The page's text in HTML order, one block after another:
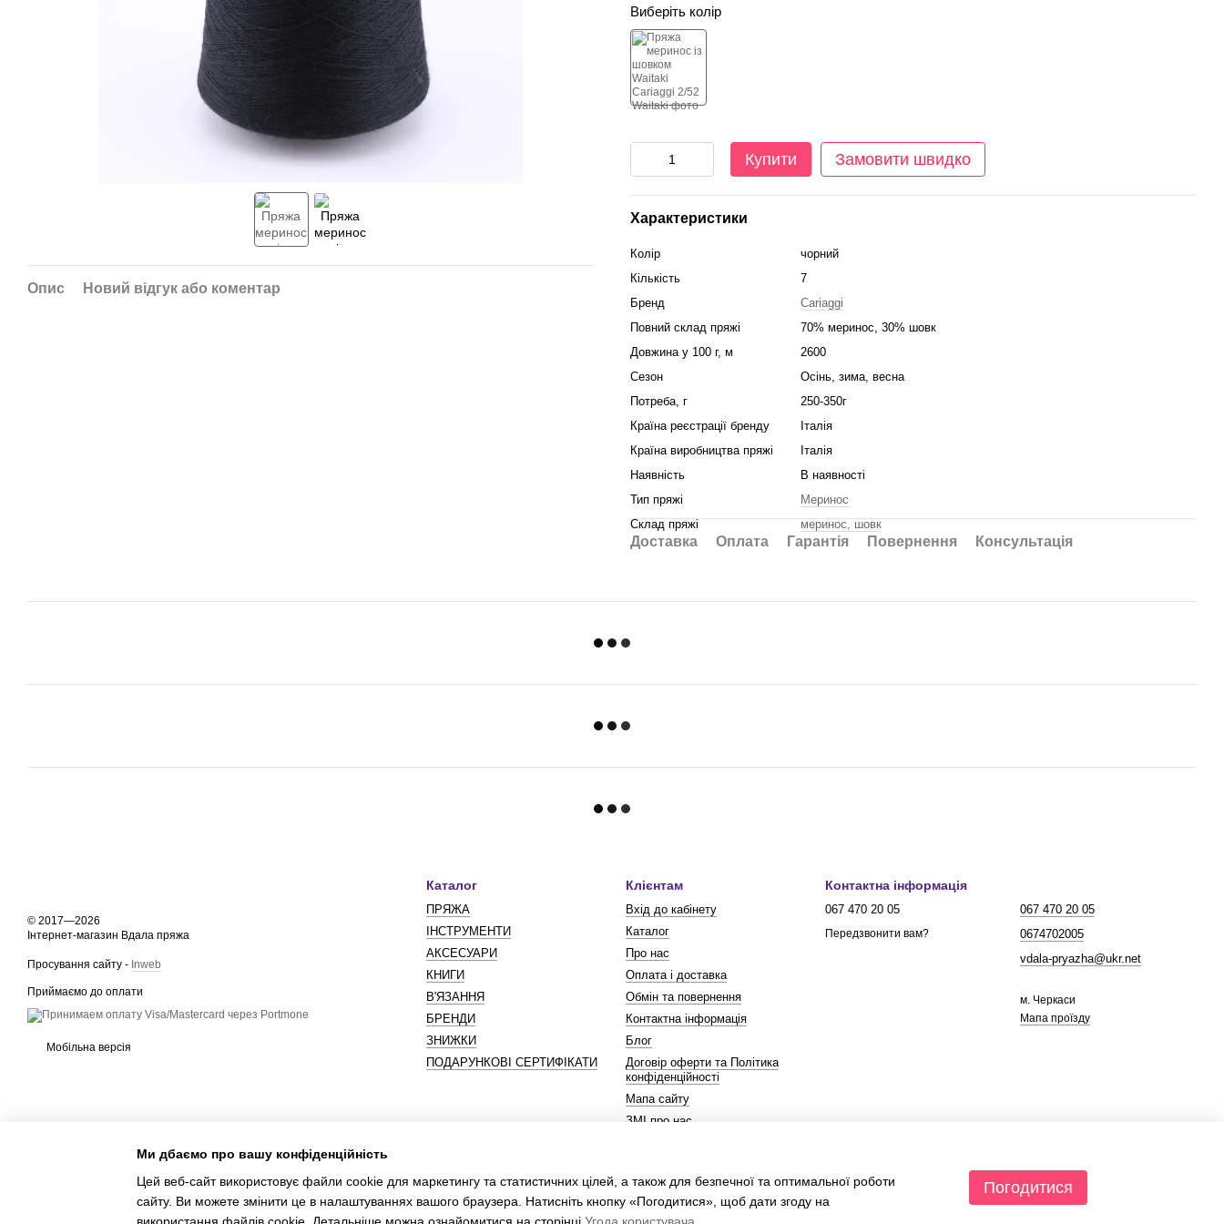
Опис Новий відгук або коментар
Виберіть колір
Купити Замовити швидко
Характеристики
Колір
чорний
Кількість
7
Бренд
Cariaggi
Повний склад пряжі
70% меринос, 30% шовк
Довжина у 100 г, м
2600
Сезон
Осінь, зима, весна
Потреба, г
250-350г
Країна реєстрації бренду
Італія
Країна виробництва пряжі
Італія
Наявність
В наявності
Тип пряжі
Меринос
Склад пряжі
меринос, шовк
Доставка Оплата Гарантія Повернення Консультація
© 2017—2026
Інтернет-магазин Вдала пряжа
Просування сайту - Inweb
Приймаємо до оплати
Мобільна версія
Каталог
ПРЯЖА
ІНСТРУМЕНТИ
АКСЕСУАРИ
КНИГИ
В'ЯЗАННЯ
БРЕНДИ
ЗНИЖКИ
ПОДАРУНКОВІ СЕРТИФІКАТИ
Клієнтам
Вхід до кабінету
Каталог
Про нас
Оплата і доставка
Обмін та повернення
Контактна інформація
Блог
Договір оферти та Політика
конфіденційності
Мапа сайту
ЗМІ про нас
Контактна інформація
067 470 20 05
Передзвонити вам?
067 470 20 05
0674702005
vdala-pryazha@ukr.net
м. Черкаси
Мапа проїзду
Ми дбаємо про вашу конфіденційність
Цей веб-сайт використовує файли cookie для маркетингу та статистичних цілей, а також для безпечної та оптимальної роботи
сайту. Ви можете змінити це в налаштуваннях вашого браузера. Натисніть кнопку «Погодитися», щоб дати згоду на
Погодитися